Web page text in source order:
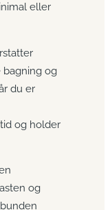
eller
bagning og
du er
og holder
og